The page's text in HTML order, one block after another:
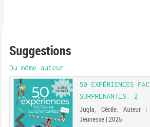
Suggestions
Du même auteur
50 EXPÉRIENCES
SURPRENANTES. 2
Jugla, Cécile. Auteur
Jeunesse | 2025